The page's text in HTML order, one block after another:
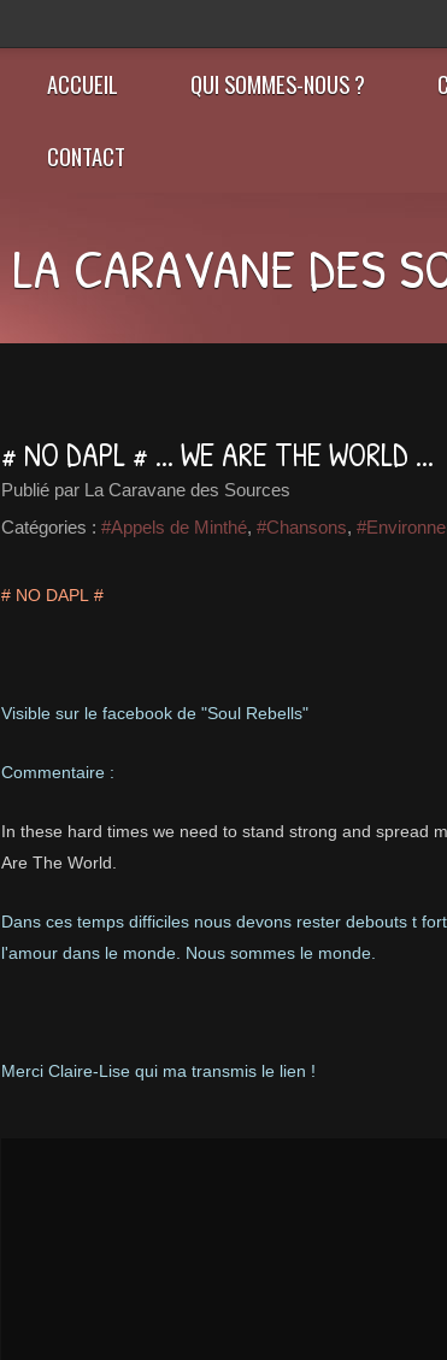
ACCUEIL QUI SOMMES-NOUS ?
CONTACT
LA CARAVANE DES
# NO DAPL # ... WE ARE THE WORLD ...
Publié par La Caravane des Sources
Catégories : #Appels de Minthé, #Chansons,
# NO DAPL #
Visible sur le facebook de "Soul Rebells"
Commentaire :
In these hard times we need to stand strong and spread
Are The World.
Dans ces temps difficiles nous devons rester debouts t
l'amour dans le monde. Nous sommes le monde.
Merci Claire-Lise qui ma transmis le lien !